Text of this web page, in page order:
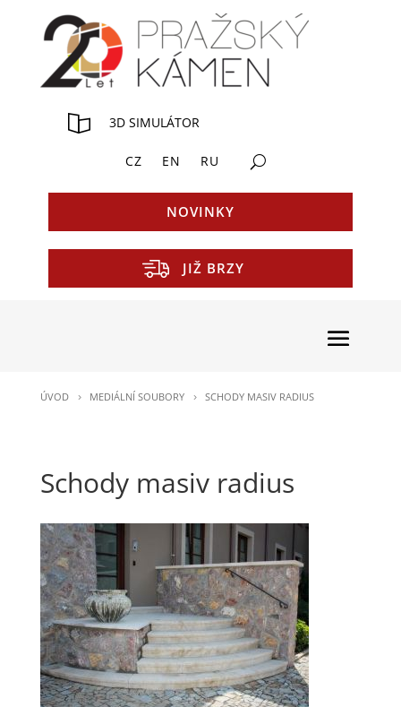
3D SIMULÁTOR
CZ EN RU
NOVINKY
JIŽ BRZY
ÚVOD MEDIÁLNÍ SOUBORY SCHODY MASIV RADIUS
Schody masiv radius